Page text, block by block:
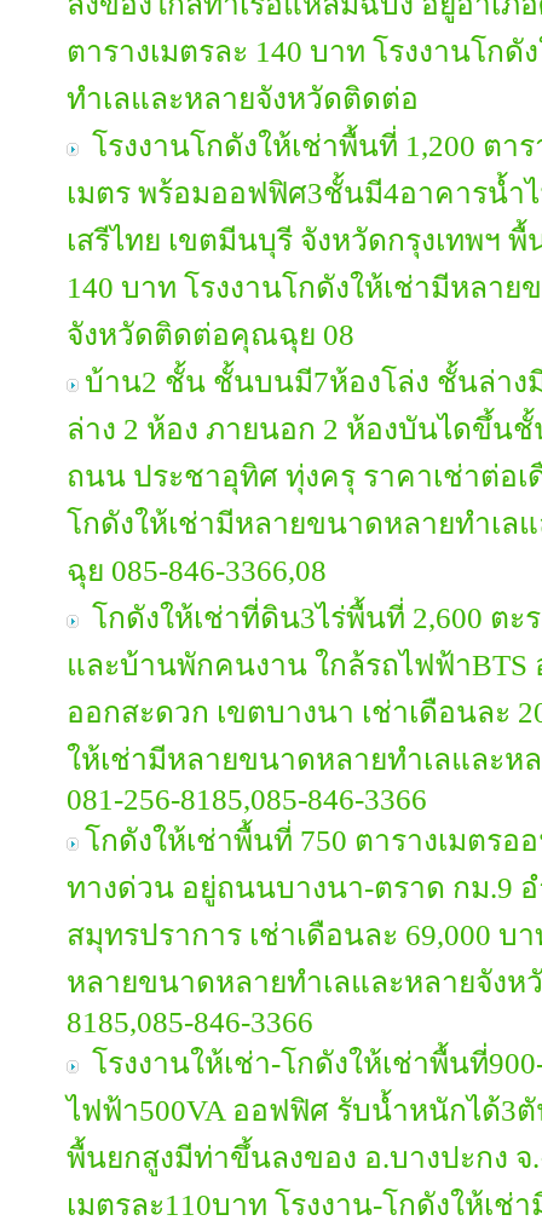
ตารางเมตรละ 140 บาท โรงงานโก
ทำเลและหลายจังหวัดติดต่อ
โรงงานโกดังให้เช่าพื้นที่ 1,200 ตาร
เมตร พร้อมออฟฟิศ3ชั้นมี4อาคารน้ำ
เสรีไทย เขตมีนบุรี จังหวัดกรุงเทพฯ
140 บาท โรงงานโกดังให้เช่ามีหลา
จังหวัดติดต่อคุณฉุย 08
บ้าน2 ชั้น ชั้นบนมี7ห้องโล่ง ชั้นล่าง
ล่าง 2 ห้อง ภายนอก 2 ห้องบันไดขึ้น
ถนน ประชาอุทิศ ทุ่งครุ ราคาเช่าต่อเ
โกดังให้เช่ามีหลายขนาดหลายทำเ
ฉุย 085-846-3366,08
โกดังให้เช่าที่ดิน3ไร่พื้นที่ 2,600 ต
และบ้านพักคนงาน ใกล้รถไฟฟ้า
ออกสะดวก เขตบางนา เช่าเดือนละ
ให้เช่ามีหลายขนาดหลายทำเลและ
081-256-8185,085-846-3366
โกดังให้เช่าพื้นที่ 750 ตารางเมตร
ทางด่วน อยู่ถนนบางนา-ตราด กม.9
สมุทรปราการ เช่าเดือนละ 69,000 บ
หลายขนาดหลายทำเลและหลายจัง
8185,085-846-3366
โรงงานให้เช่า-โกดังให้เช่าพื้นที่
ไฟฟ้า500VA ออฟฟิศ รับน้ำหนักได้3
พื้นยกสูงมีท่าขึ้นลงของ อ.บางปะกง จ.
เมตรละ110บาท โรงงาน-โกดังให้เ